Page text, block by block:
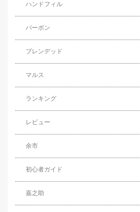
ハンドフィル
バーボン
ブレンデッド
マルス
ランキング
レビュー
余市
初心者ガイド
嘉之助